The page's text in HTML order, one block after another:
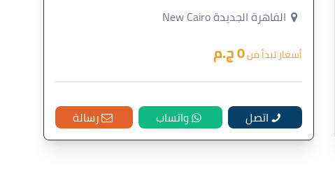
القاهرة الجديدة New Cairo
أسعار تبدأ من0 ج.م
اتصل واتساب رسالة